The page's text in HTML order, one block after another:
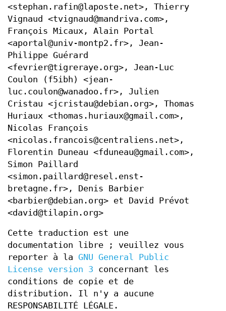
<stephan.rafin@laposte.net>, Thierry
Vignaud <tvignaud@mandriva.com>,
François Micaux, Alain Portal
<aportal@univ-montp2.fr>, Jean-
Philippe Guérard
<fevrier@tigreraye.org>, Jean-Luc
Coulon (f5ibh) <jean-
luc.coulon@wanadoo.fr>, Julien
Cristau <jcristau@debian.org>, Thomas
Huriaux <thomas.huriaux@gmail.com>,
Nicolas François
<nicolas.francois@centraliens.net>,
Florentin Duneau <fduneau@gmail.com>,
Simon Paillard
<simon.paillard@resel.enst-
bretagne.fr>, Denis Barbier
<barbier@debian.org> et David Prévot
<david@tilapin.org>
Cette traduction est une
documentation libre ; veuillez vous
reporter à la GNU General Public
License version 3 concernant les
conditions de copie et de
distribution. Il n'y a aucune
RESPONSABILITÉ LÉGALE.